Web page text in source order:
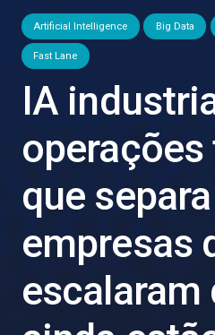
Artificial Intelligence Big Data
Fast Lane
IA
que
empresas
escalaram